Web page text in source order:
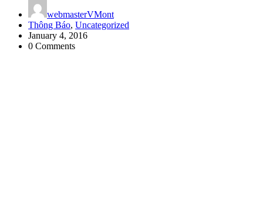
webmasterVMont
Thông Báo, Uncategorized
January 4, 2016
0 Comments